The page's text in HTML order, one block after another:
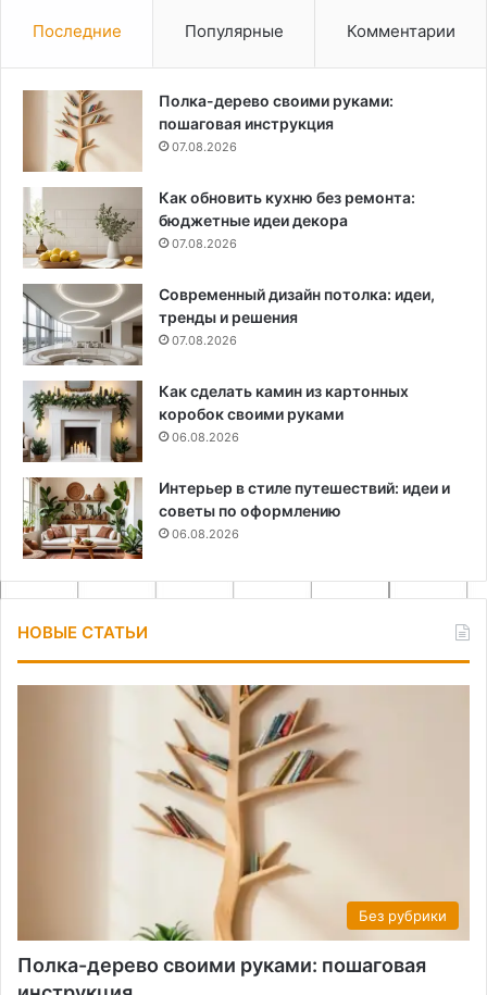
Последние Популярные Комментарии
Полка-дерево своими руками:
пошаговая инструкция
07.08.2026
Как обновить кухню без ремонта:
бюджетные идеи декора
07.08.2026
Современный дизайн потолка: идеи,
тренды и решения
07.08.2026
Как сделать камин из картонных
коробок своими руками
06.08.2026
Интерьер в стиле путешествий: идеи и
советы по оформлению
06.08.2026
НОВЫЕ СТАТЬИ
Без рубрики
Полка-дерево своими руками: пошаговая